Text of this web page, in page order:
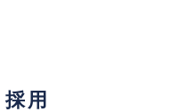
用